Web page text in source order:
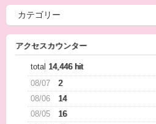
アクセスカウンター
total 14,446 hit
08/07
2
08/06
14
08/05
16